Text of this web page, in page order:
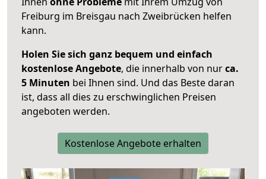
Freiburg im Breisgau nach Zweibrücken helfen
kann.
Holen Sie sich ganz bequem und einfach
kostenlose Angebote, die innerhalb von nurca.
5 Minuten bei Ihnen sind. Und das Beste daran
ist, dass all dies zu erschwinglichen Preisen
angeboten werden.
Kostenlose Angebote erhalten